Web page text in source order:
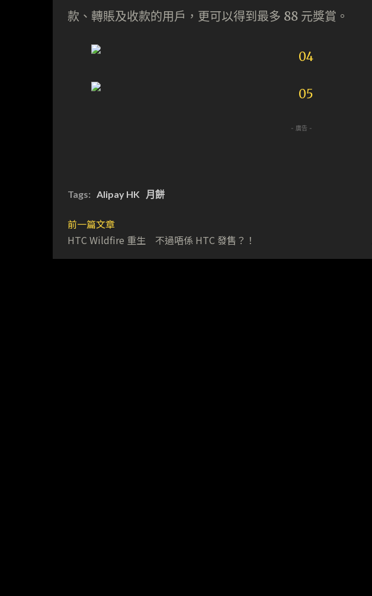
款、轉賬及收款的用戶，更可以得到最多 88 元獎賞。
- 廣告 -
Tags: Alipay HK 月餅
前一篇文章
HTC Wildfire 重生 不過唔係 HTC 發售？！